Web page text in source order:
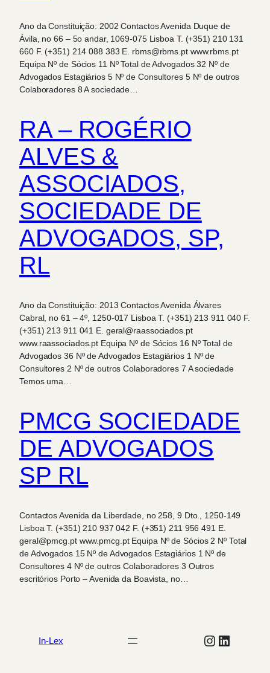
Ano da Constituição: 2002 Contactos Avenida Duque de
Ávila, no 66 – 5o andar, 1069-075 Lisboa T. (+351) 210 131
660 F. (+351) 214 088 383 E. rbms@rbms.pt www.rbms.pt
Equipa Nº de Sócios 11 Nº Total de Advogados 32 Nº de
Advogados Estagiários 5 Nº de Consultores 5 Nº de outros
Colaboradores 8 A sociedade…
RA – ROGÉRIO
ALVES &
ASSOCIADOS,
SOCIEDADE DE
ADVOGADOS, SP,
RL
Ano da Constituição: 2013 Contactos Avenida Álvares
Cabral, no 61 – 4º, 1250-017 Lisboa T. (+351) 213 911 040 F.
(+351) 213 911 041 E. geral@raassociados.pt
www.raassociados.pt Equipa Nº de Sócios 16 Nº Total de
Advogados 36 Nº de Advogados Estagiários 1 Nº de
Consultores 2 Nº de outros Colaboradores 7 A sociedade
Temos uma…
PMCG SOCIEDADE
DE ADVOGADOS
SP RL
Contactos Avenida da Liberdade, no 258, 9 Dto., 1250-149
Lisboa T. (+351) 210 937 042 F. (+351) 211 956 491 E.
geral@pmcg.pt www.pmcg.pt Equipa Nº de Sócios 2 Nº Total
de Advogados 15 Nº de Advogados Estagiários 1 Nº de
Consultores 4 Nº de outros Colaboradores 3 Outros
escritórios Porto – Avenida da Boavista, no…
In-Lex Instagram
LinkedIn